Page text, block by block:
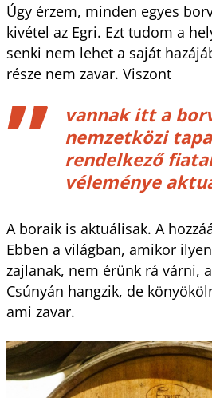
Úgy érzem, minden egyes
kivétel az Egri. Ezt tudom a
senki nem lehet a saját
része nem zavar. Viszont
vannak itt a
nemzetközi
rendelkező
véleménye
A boraik is aktuálisak. A
Ebben a világban, amikor
zajlanak, nem érünk rá várni,
Csúnyán hangzik, de
ami zavar.